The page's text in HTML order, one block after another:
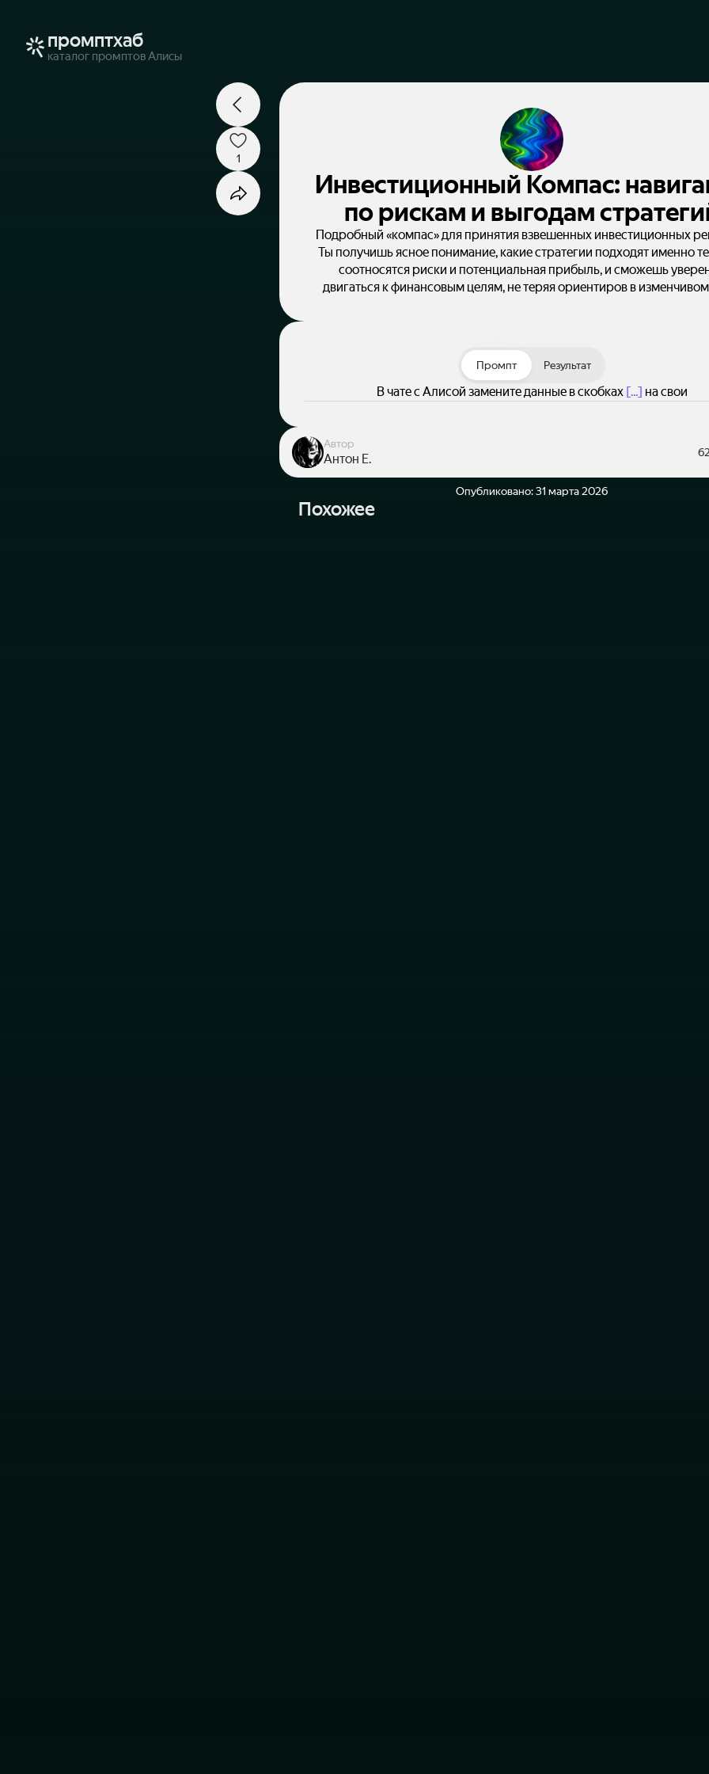
промптхаб
каталог промптов Алисы
Инвестиционный Компас:
по рискам и выгодам
Подробный «компас» для принятия взвешенных инвестиционных
Ты получишь ясное понимание, какие стратегии подходят именно
соотносятся риски и потенциальная прибыль, и сможешь
двигаться к финансовым целям, не теряя ориентиров в
1
Промпт Результат
В чате с Алисой замените данные в скобках [...] на свои
Автор
Антон Е.
Опубликовано:31 марта 2026
Похожее